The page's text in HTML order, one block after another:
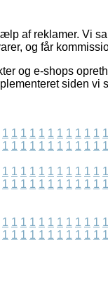
af reklamer. Vi
og får
og e-shops
siden vi
1 1 1 1 1 1 1 1 1 1 1 1
1 1 1 1 1 1 1 1 1 1 1 1
1 1 1 1 1 1 1 1 1 1 1 1
1 1 1 1 1 1 1 1 1 1 1 1
1 1 1 1 1 1 1 1 1 1 1 1
1 1 1 1 1 1 1 1 1 1 1 1